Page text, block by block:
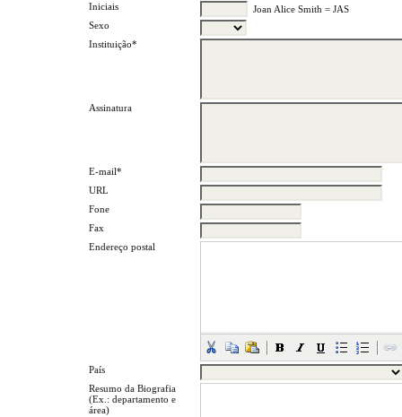
Iniciais
Joan Alice Smith = JAS
Sexo
Instituição*
Assinatura
E-mail*
URL
Fone
Fax
Endereço postal
País
Resumo da Biografia
(Ex.: departamento e
área)